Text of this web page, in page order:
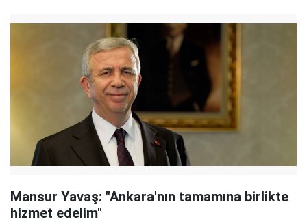
Mansur Yavaş: "Ankara'nın tamamına birlikte
hizmet edelim"